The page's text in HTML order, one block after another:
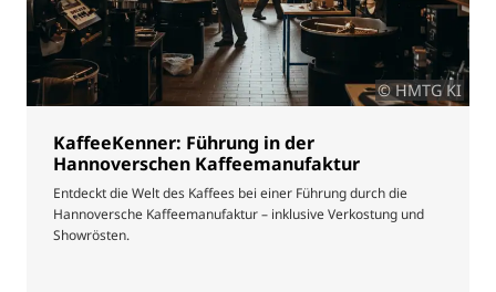
© HMTG KI
KaffeeKenner: Führung in der
Hannoverschen Kaffeemanufaktur
Entdeckt die Welt des Kaffees bei einer Führung durch die
Hannoversche Kaffeemanufaktur – inklusive Verkostung und
Showrösten.